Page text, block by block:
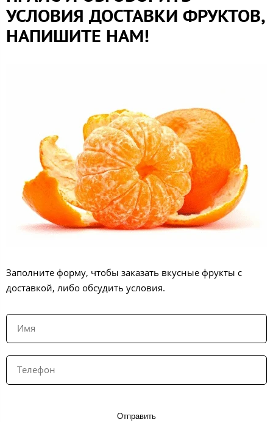
УСЛОВИЯ ДОСТАВКИ ФРУКТОВ,
НАПИШИТЕ НАМ!
Заполните форму, чтобы заказать вкусные фрукты с
доставкой, либо обсудить условия.
Отправить